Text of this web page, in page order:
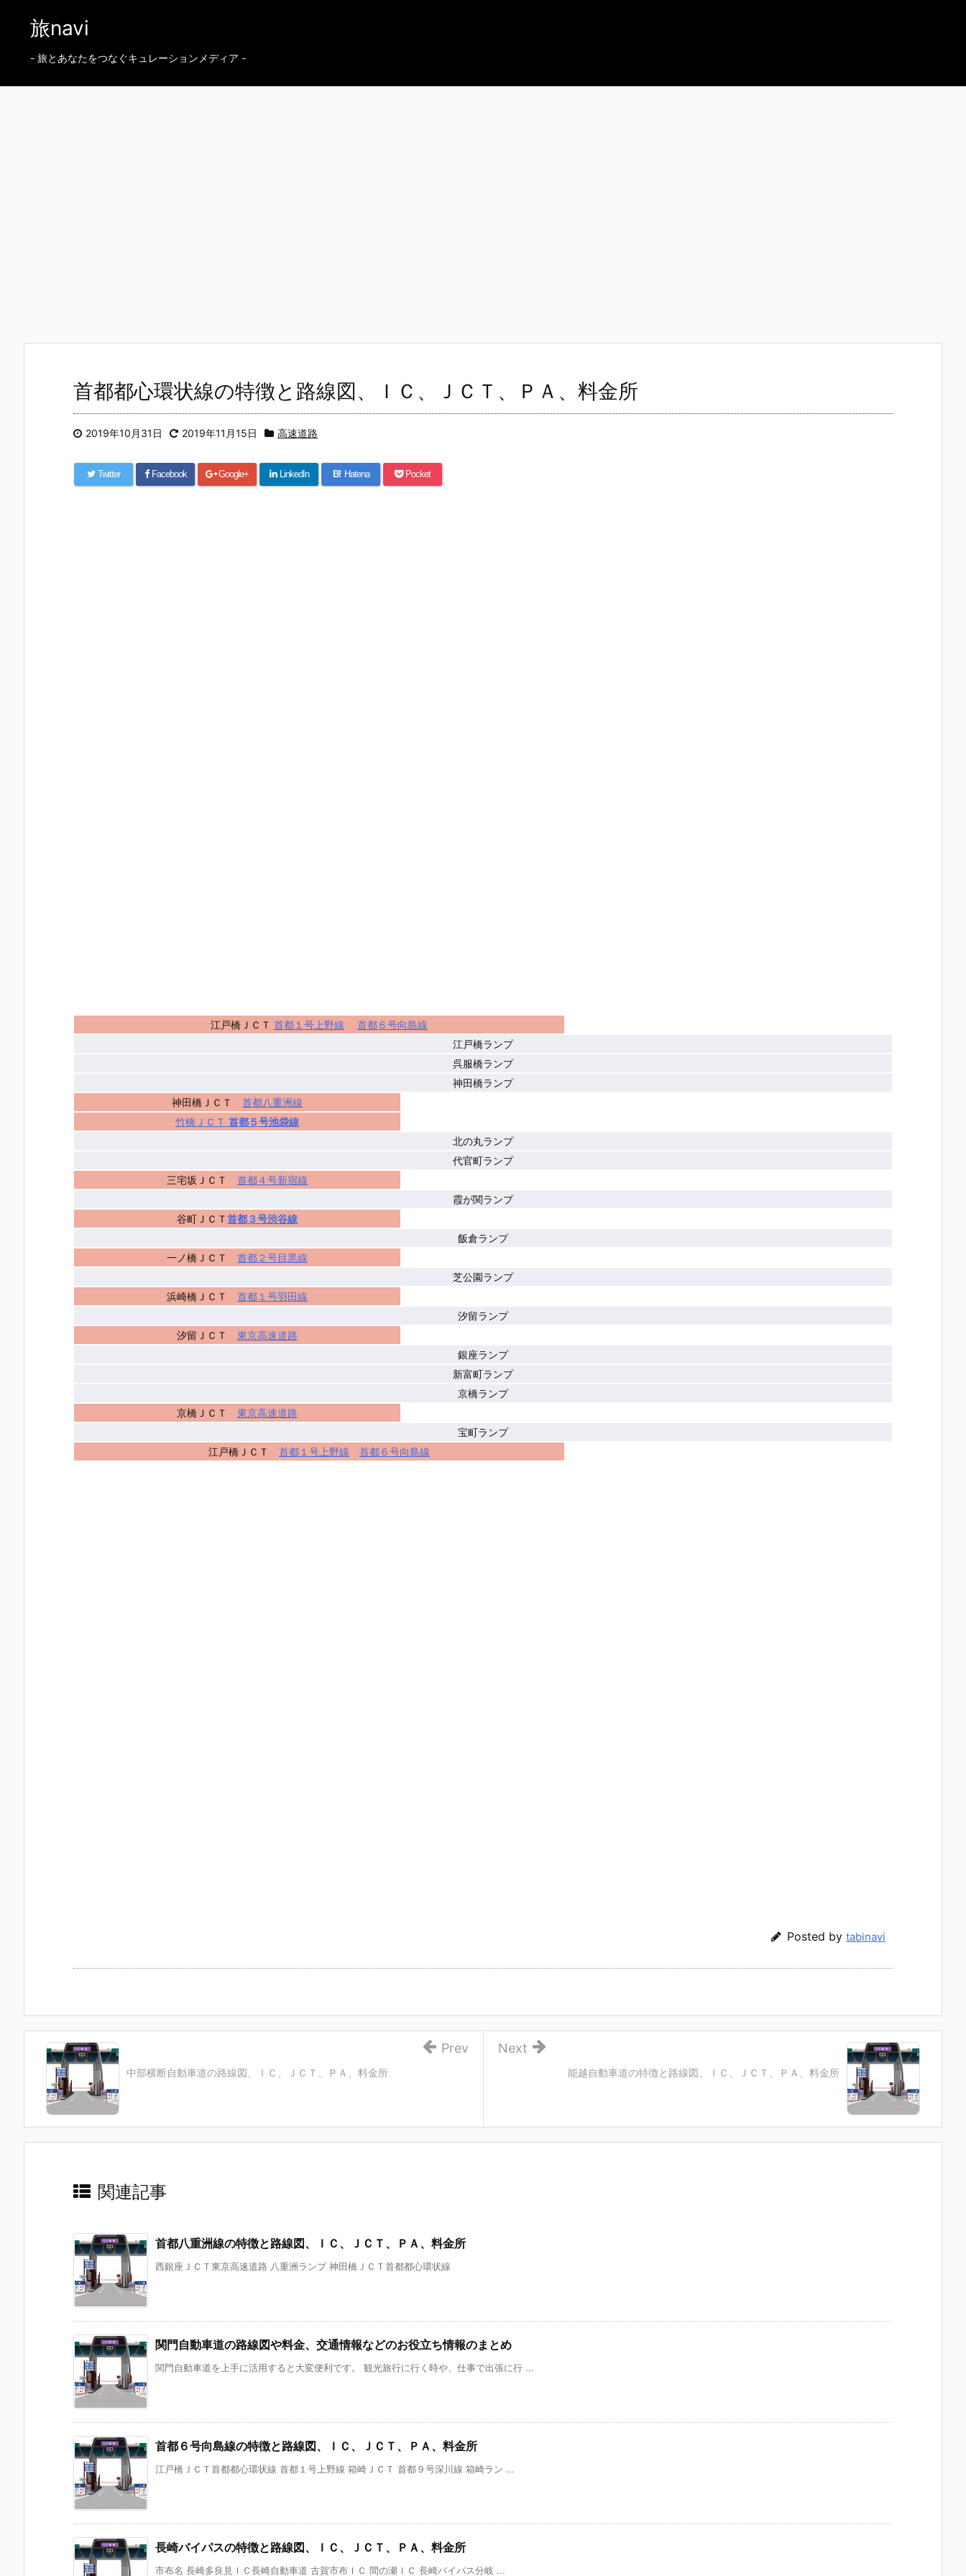
旅navi
- 旅とあなたをつなぐキュレーションメディア -
首都都心環状線の特徴と路線図、ＩＣ、ＪＣＴ、ＰＡ、料金所
2019年10月31日 2019年11月15日 高速道路
Twitter Facebook Google+ LinkedIn B! Hatena Pocket
江戸橋ＪＣＴ 首都１号上野線
首都６号向島線
江戸橋ランプ
呉服橋ランプ
神田橋ランプ
神田橋ＪＣＴ 首都八重洲線
竹橋ＪＣＴ 首都５号池袋線
北の丸ランプ
代官町ランプ
三宅坂ＪＣＴ 首都４号新宿線
霞が関ランプ
谷町ＪＣＴ首都３号渋谷線
飯倉ランプ
一ノ橋ＪＣＴ 首都２号目黒線
芝公園ランプ
浜崎橋ＪＣＴ 首都１号羽田線
汐留ランプ
汐留ＪＣＴ 東京高速道路
銀座ランプ
新富町ランプ
京橋ランプ
京橋ＪＣＴ 東京高速道路
宝町ランプ
江戸橋ＪＣＴ 首都１号上野線 首都６号向島線
Posted by tabinavi
能越自動車道の特徴と路線図、ＩＣ、ＪＣＴ、ＰＡ、料金所
Next
中部横断自動車道の路線図、ＩＣ、ＪＣＴ、ＰＡ、料金所
Prev
関連記事
首都八重洲線の特徴と路線図、ＩＣ、ＪＣＴ、ＰＡ、料金所
西銀座ＪＣＴ東京高速道路 八重洲ランプ 神田橋ＪＣＴ首都都心環状線
関門自動車道の路線図や料金、交通情報などのお役立ち情報のまとめ
関門自動車道を上手に活用すると大変便利です。 観光旅行に行く時や、仕事で出張に行 ...
首都６号向島線の特徴と路線図、ＩＣ、ＪＣＴ、ＰＡ、料金所
江戸橋ＪＣＴ首都都心環状線 首都１号上野線 箱崎ＪＣＴ 首都９号深川線 箱崎ラン ...
長崎バイパスの特徴と路線図、ＩＣ、ＪＣＴ、ＰＡ、料金所
市布名 長崎多良見ＩＣ長崎自動車道 古賀市布ＩＣ 間の瀬ＩＣ 長崎バイパス分岐 ...